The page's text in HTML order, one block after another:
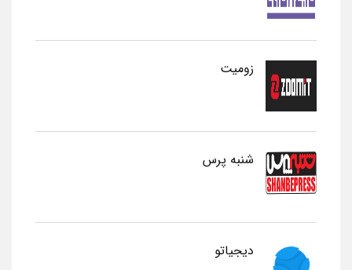
زومیت
شنبه پرس
دیجیاتو